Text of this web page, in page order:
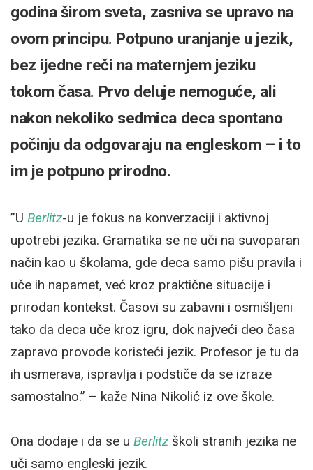
godina širom sveta, zasniva se upravo na
ovom principu. Potpuno uranjanje u jezik,
bez ijedne reči na maternjem jeziku
tokom časa. Prvo deluje nemoguće, ali
nakon nekoliko sedmica deca spontano
počinju da odgovaraju na engleskom – i to
im je potpuno prirodno.
”U Berlitz-u je fokus na konverzaciji i aktivnoj
upotrebi jezika. Gramatika se ne uči na suvoparan
način kao u školama, gde deca samo pišu pravila i
uče ih napamet, već kroz praktične situacije i
prirodan kontekst. Časovi su zabavni i osmišljeni
tako da deca uče kroz igru, dok najveći deo časa
zapravo provode koristeći jezik. Profesor je tu da
ih usmerava, ispravlja i podstiče da se izraze
samostalno.” – kaže Nina Nikolić iz ove škole.
Ona dodaje i da se u Berlitz školi stranih jezika ne
uči samo engleski jezik.